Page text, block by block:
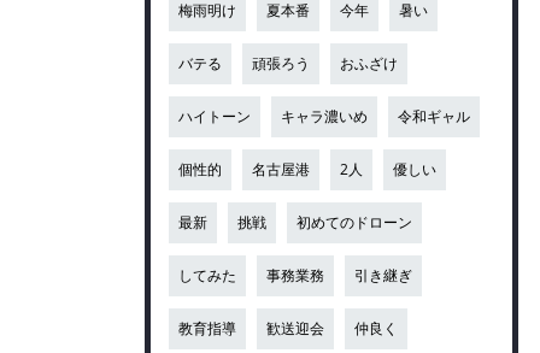
梅雨明け 夏本番 今年 暑い
バテる 頑張ろう おふざけ
ハイトーン キャラ濃いめ 令和ギャル
個性的 名古屋港 2人 優しい
最新 挑戦 初めてのドローン
してみた 事務業務 引き継ぎ
教育指導 歓送迎会 仲良く